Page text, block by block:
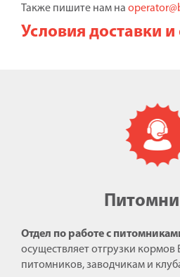
Также пишите нам на
Условия доставки
Отдел по работе с
осуществляет отгрузки кормов
питомников, заводчикам и